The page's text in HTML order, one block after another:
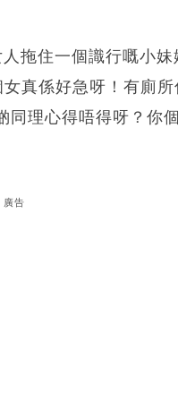
拖住一個識行嘅小
真係好急呀！有廁
理心得唔得呀？你
廣告